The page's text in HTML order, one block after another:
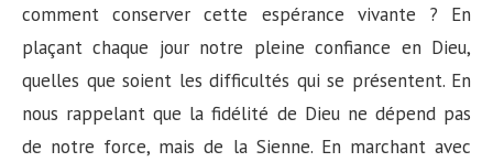
comment conserver cette espérance vivante ? En
plaçant chaque jour notre pleine confiance en Dieu,
quelles que soient les difficultés qui se présentent. En
nous rappelant que la fidélité de Dieu ne dépend pas
de notre force, mais de la Sienne. En marchant avec